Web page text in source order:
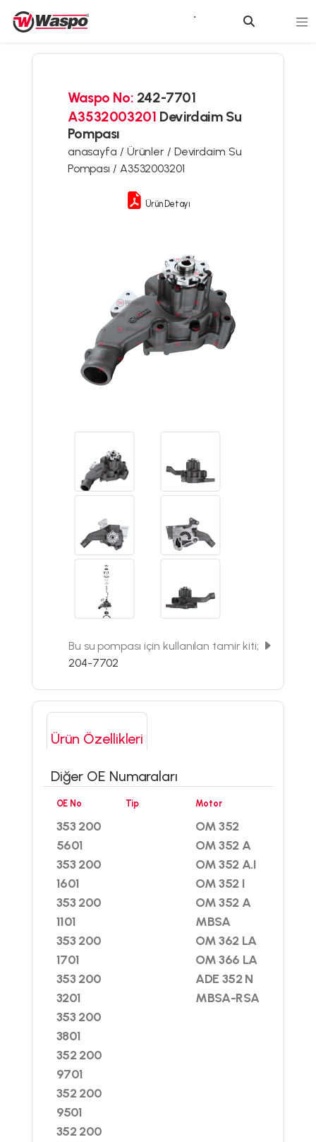
Waspo No: 242-7701
A3532003201 Devirdaim Su
Pompası
anasayfa / Ürünler / Devirdaim Su
Pompası / A3532003201
Ürün Detayı
Bu su pompası için kullanılan tamir kiti;
204-7702
Ürün Özellikleri
Diğer OE Numaraları
OE No
353 200
5601
353 200
1601
353 200
1101
353 200
1701
353 200
3201
353 200
3801
352 200
9701
352 200
9501
352 200
Tip Motor
OM 352
OM 352 A
OM 352 A.I
OM 352 I
OM 352 A
MBSA
OM 362 LA
OM 366 LA
ADE 352 N
MBSA-RSA